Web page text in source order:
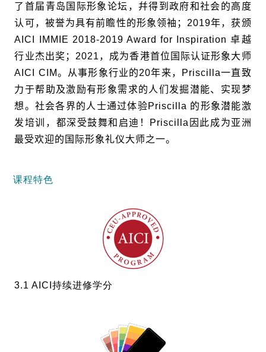
了首届青岛国际形象论坛，幷得到政府和社会的高度
认可，被誉为具有前瞻性的形象领袖； 2019年，获颁
AICI IMMIE 2018-2019 Award for Inspiration卓越
行业杰出奖；2021，成为香港首位国际认证形象大师
AICI CIM。从事形象行业的20年来， Priscilla一直致
力于帮助及激励有形象需求的人们发掘潜能、实现梦
想。社会各界的人士通过体验Priscilla 的形象潜能激
发培训，都深受鼓舞和启迪！ Priscilla 因此成为亚洲
最受欢迎的国际形象礼仪大师之一。
课程特色
3.1 AICI持续进修学分